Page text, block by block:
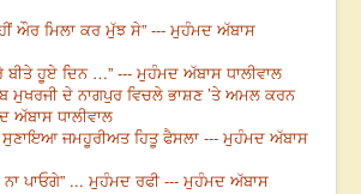
ਔਰ ਮਿਲਾ ਕਰ ਮੁੱਝ ਸੇ” --- ਮੁਹੰਮਦ ਅੱਬਾਸ
ਹੂਏ ਦਿਨ …” --- ਮੁਹੰਮਦ ਅੱਬਾਸ ਧਾਲੀਵਾਲ
ਮੁਖਰਜੀ ਦੇ ਨਾਗਪੁਰ ਵਿਚਲੇ ਭਾਸ਼ਣ ’ਤੇ ਅਮਲ ਕਰਨ
ਅੱਬਾਸ ਧਾਲੀਵਾਲ
ਜਮਹੂਰੀਅਤ ਹਿਤੂ ਫੈਸਲਾ --- ਮੁਹੰਮਦ ਅੱਬਾਸ
ਪਾਓਗੇ” ... ਮੁਹੰਮਦ ਰਫੀ --- ਮੁਹੰਮਦ ਅੱਬਾਸ